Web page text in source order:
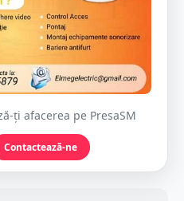
ți afacerea pe PresaSM
Contactează-ne